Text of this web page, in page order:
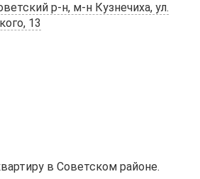
р-н, м-н Кузнечиха, ул.
13
в Советском pайoне.